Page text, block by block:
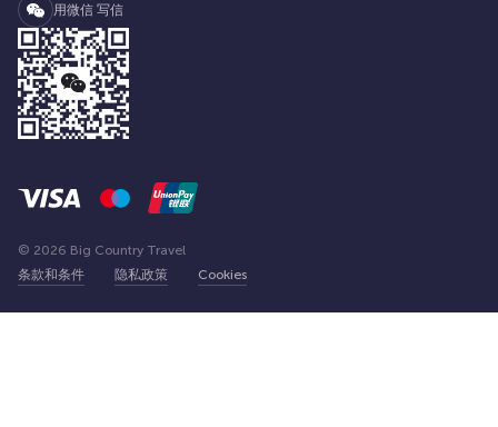
用微信 写信
条款和条件 隐私政策 Cookies
© 2026 Big Country Travel